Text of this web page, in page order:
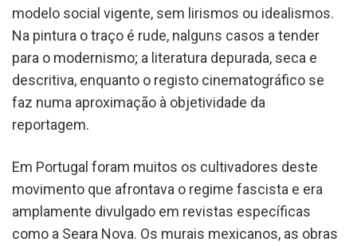
modelo social vigente, sem lirismos ou idealismos.
Na pintura o traço é rude, nalguns casos a tender
para o modernismo; a literatura depurada, seca e
descritiva, enquanto o registo cinematográfico se
faz numa aproximação à objetividade da
reportagem.
Em Portugal foram muitos os cultivadores deste
movimento que afrontava o regime fascista e era
amplamente divulgado em revistas específicas
como a Seara Nova. Os murais mexicanos, as obras